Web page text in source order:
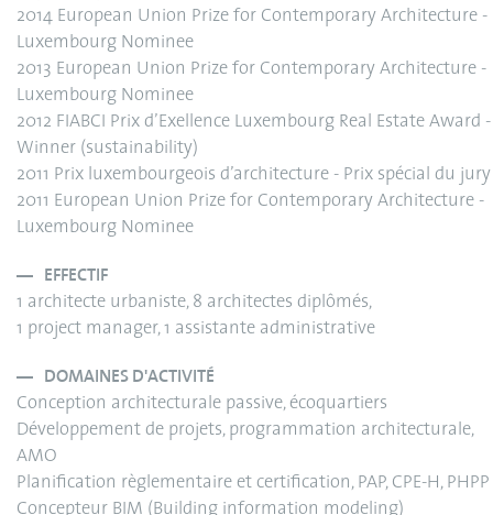
2014 European Union Prize for Contemporary Architecture -
Luxembourg Nominee
2013 European Union Prize for Contemporary Architecture -
Luxembourg Nominee
2012 FIABCI Prix d’Exellence Luxembourg Real Estate Award -
Winner (sustainability)
2011 Prix luxembourgeois d’architecture - Prix spécial du jury
2011 European Union Prize for Contemporary Architecture -
Luxembourg Nominee
EFFECTIF
1 architecte urbaniste, 8 architectes diplômés,
1 project manager, 1 assistante administrative
DOMAINES D'ACTIVITÉ
Conception architecturale passive, écoquartiers
Développement de projets, programmation architecturale,
AMO
Planification règlementaire et certification, PAP, CPE-H, PHPP
Concepteur BIM (Building information modeling)